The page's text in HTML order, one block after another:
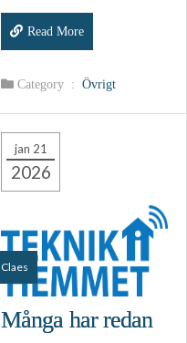
Read More
Category : Övrigt
jan 21
2026
Claes
Många har redan